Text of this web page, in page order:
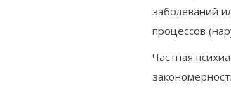
заболеваний
процессов
Частная